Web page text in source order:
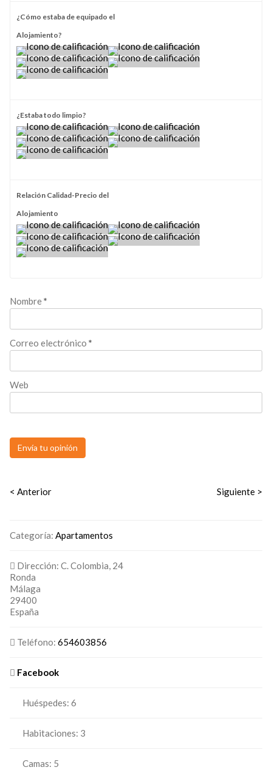
¿Cómo estaba de equipado el
Alojamiento?
¿Estaba todo limpio?
Relación Calidad-Precio del
Alojamiento
Nombre*
Correo electrónico *
Web
< Anterior Siguiente >
Categoría: Apartamentos
Dirección: C. Colombia, 24
Ronda
Málaga
29400
España
Teléfono: 654603856
Facebook
Huéspedes: 6
Habitaciones: 3
Camas: 5